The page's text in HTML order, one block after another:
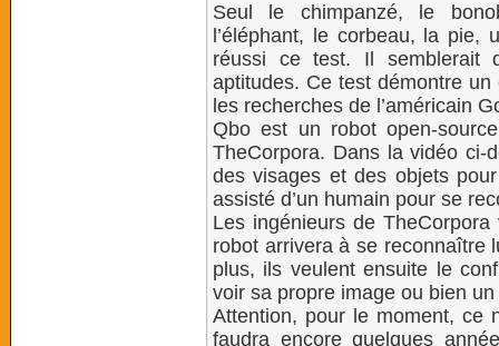
Seul le chimpanzé, le
l’éléphant, le corbeau, la pie,
réussi ce test. Il semblerait
aptitudes. Ce test démontre
les recherches de l’américain
Qbo est un robot open-
TheCorpora. Dans la vidéo ci-
des visages et des objets
assisté d’un humain pour se
Les ingénieurs de
robot arrivera à se reconnaître
plus, ils veulent ensuite le
voir sa propre image ou bien
Attention, pour le moment, ce
faudra encore quelques